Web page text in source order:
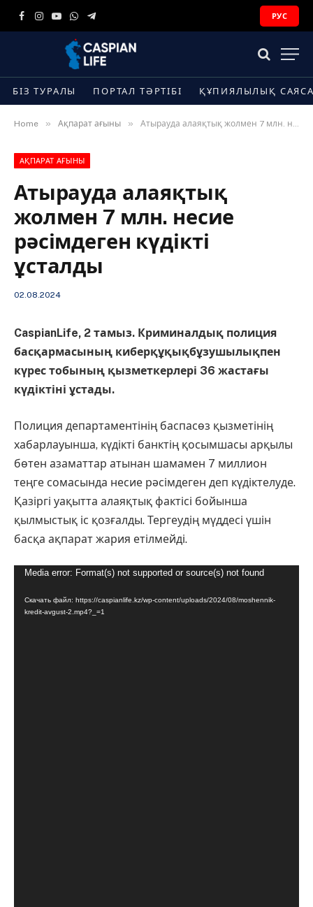
Facebook
Instagram
YouTube
WhatsApp
Telegram
РУС
БІЗ ТУРАЛЫ ПОРТАЛ ТӘРТІБІ ҚҰПИЯЛЫЛЫҚ
Home » Ақпарат ағыны » Атырауда алаяқтық жолмен 7 млн. несие рәсімдеген күдікті ұсталды
АҚПАРАТ АҒЫНЫ
Атырауда алаяқтық
жолмен 7 млн. несие
рәсімдеген күдікті
ұсталды
02.08.2024
CaspianLife, 2 тамыз. Криминалдық полиция
басқармасының киберқұқықбұзушылықпен
күрес тобының қызметкерлері 36 жастағы
күдіктіні ұстады.
Полиция департаментінің баспасөз қызметінің
хабарлауынша, күдікті банктің қосымшасы арқылы
бөтен азаматтар атынан шамамен 7 миллион
теңге сомасында несие рәсімдеген деп күдіктелуде.
Қазіргі уақытта алаяқтық фактісі бойынша
қылмыстық іс қозғалды. Тергеудің мүддесі үшін
басқа ақпарат жария етілмейді.
Видеоплеер
Media error: Format(s) not supported or source(s) not found
Скачать файл: https://caspianlife.kz/wp-content/uploads/2024/08/moshennik-
kredit-avgust-2.mp4?_=1